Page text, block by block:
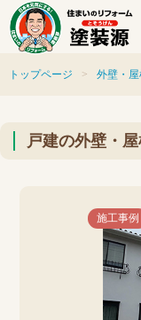
トップページ 外壁・
戸建の外壁・
施工事例